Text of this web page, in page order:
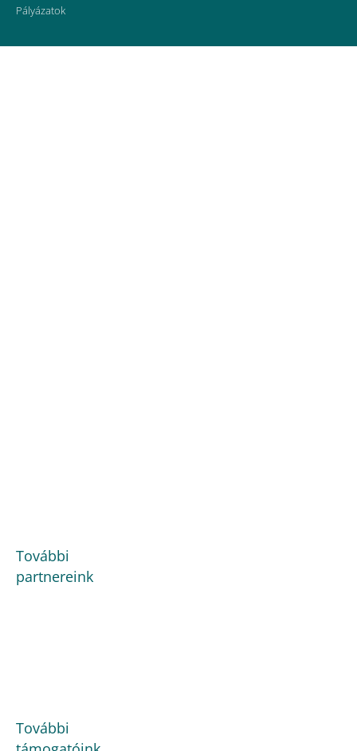
Pályázatok
További
partnereink
További